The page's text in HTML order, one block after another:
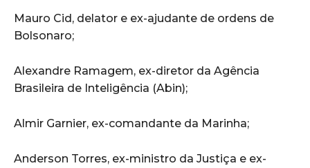
Mauro Cid, delator e ex-ajudante de ordens de
Bolsonaro;
Alexandre Ramagem, ex-diretor da Agência
Brasileira de Inteligência (Abin);
Almir Garnier, ex-comandante da Marinha;
Anderson Torres, ex-ministro da Justiça e ex-